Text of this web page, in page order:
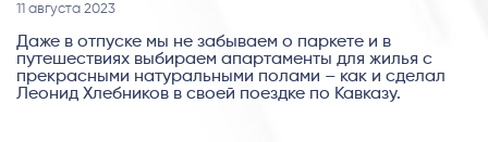
11 августа 2023
Даже в отпуске мы не забываем о паркете и в
путешествиях выбираем апартаменты для жилья с
прекрасными натуральными полами – как и сделал
Леонид Хлебников в своей поездке по Кавказу.